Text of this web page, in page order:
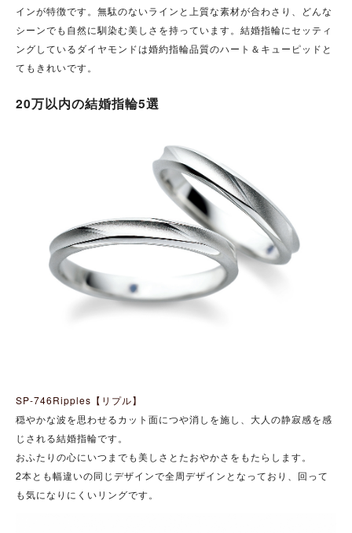
インが特徴です。無駄のないラインと上質な素材が合わさり、どんな
シーンでも自然に馴染む美しさを持っています。結婚指輪にセッティ
ングしているダイヤモンドは婚約指輪品質のハート＆キューピッドと
てもきれいです。
20万以内の結婚指輪5選
SP-746Ripples【リプル】
穏やかな波を思わせるカット面につや消しを施し、大人の静寂感を感
じされる結婚指輪です。
おふたりの心にいつまでも美しさとたおやかさをもたらします。
2本とも幅違いの同じデザインで全周デザインとなっており、回って
も気になりにくいリングです。